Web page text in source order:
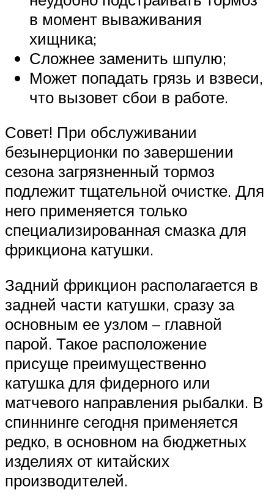
в момент вываживания
хищника;
Сложнее заменить шпулю;
Может попадать грязь и взвеси,
что вызовет сбои в работе.
Совет! При обслуживании
безынерционки по завершении
сезона загрязненный тормоз
подлежит тщательной очистке. Для
него применяется только
специализированная смазка для
фрикциона катушки.
Задний фрикцион располагается в
задней части катушки, сразу за
основным ее узлом – главной
парой. Такое расположение
присуще преимущественно
катушка для фидерного или
матчевого направления рыбалки. В
спиннинге сегодня применяется
редко, в основном на бюджетных
изделиях от китайских
производителей.